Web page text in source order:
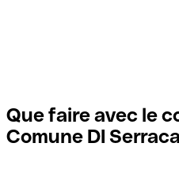
Que faire avec le
Comune DI